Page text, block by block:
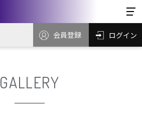
会員登録 ログイン
GALLERY